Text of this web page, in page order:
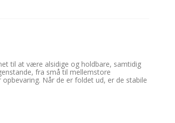
til at være alsidige og holdbare, samtidig
fra små til mellemstore
Når de er foldet ud, er de stabile